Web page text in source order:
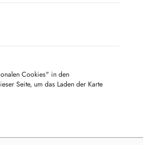
Cookies" in den
Seite, um das Laden der Karte